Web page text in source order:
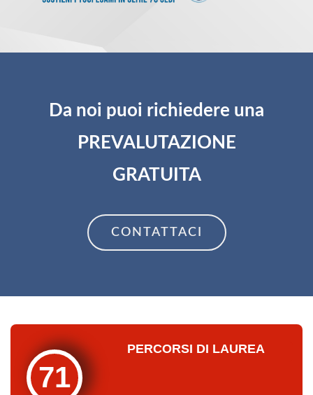
Da noi puoi richiedere una
PREVALUTAZIONE
GRATUITA
CONTATTACI
71
PERCORSI DI LAUREA